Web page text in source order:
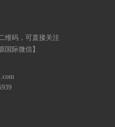
维码，可直接关注
国际微信】